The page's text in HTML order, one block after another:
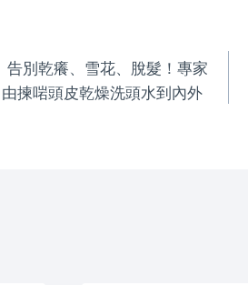
告別乾癢、雪花、脫髮！專家
揀啱頭皮乾燥洗頭水到內外